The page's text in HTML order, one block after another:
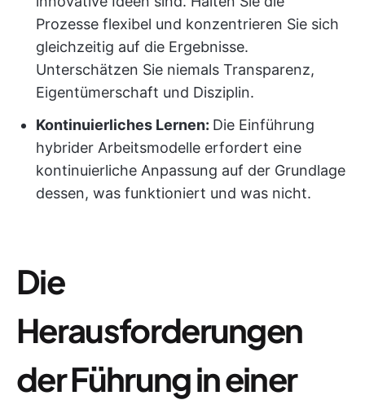
Prozesse flexibel und konzentrieren Sie sich
gleichzeitig auf die Ergebnisse.
Unterschätzen Sie niemals Transparenz,
Eigentümerschaft und Disziplin.
Kontinuierliches Lernen: Die Einführung
hybrider Arbeitsmodelle erfordert eine
kontinuierliche Anpassung auf der Grundlage
dessen, was funktioniert und was nicht.
Die
Herausforderungen
der Führung in einer